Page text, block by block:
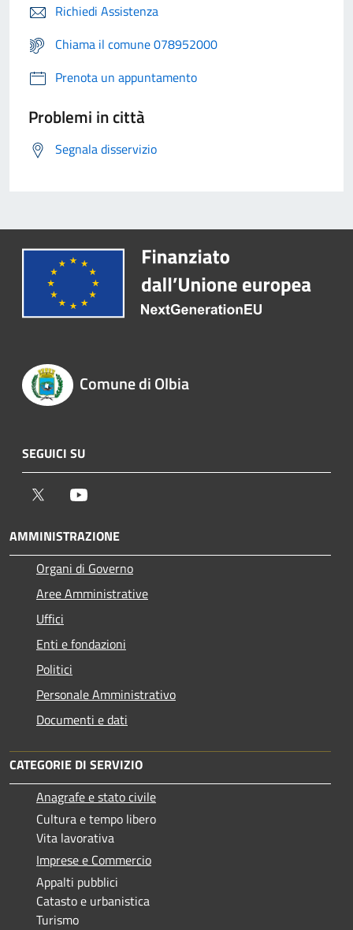
Richiedi Assistenza
Chiama il comune 078952000
Prenota un appuntamento
Problemi in città
Segnala disservizio
Comune di Olbia
SEGUICI SU
Twitter
AMMINISTRAZIONE
Organi di Governo
Aree Amministrative
Uffici
Enti e fondazioni
Politici
Personale Amministrativo
Documenti e dati
CATEGORIE DI SERVIZIO
Anagrafe e stato civile
Cultura e tempo libero
Vita lavorativa
Imprese e Commercio
Appalti pubblici
Catasto e urbanistica
Turismo